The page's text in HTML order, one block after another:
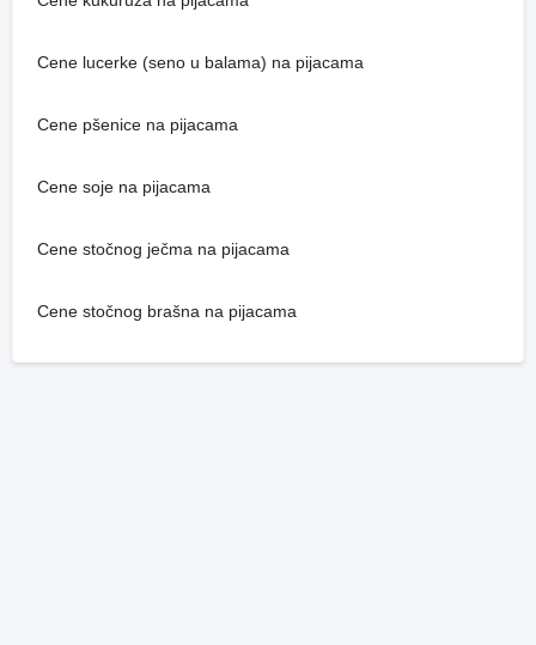
Cene lucerke (seno u balama) na pijacama
Cene pšenice na pijacama
Cene soje na pijacama
Cene stočnog ječma na pijacama
Cene stočnog brašna na pijacama